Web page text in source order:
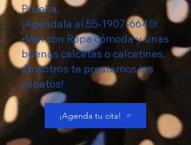
Prueba,
¡Agéndala al 55-1907-6640!
•Ven con Ropa cómoda y unas
buenas calcetas o calcetines.
¡Nosotros te prestamos los
zapatos!
¡Agenda tu cita!